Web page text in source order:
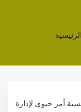
الرئيسية
أمر حيوي لإدارة